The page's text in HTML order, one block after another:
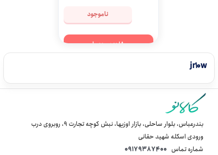
ناموجود
مشاهده محصول
jr10w
بندرعباس، بلوار ساحلی، بازار اوزیها، نبش کوچه تجارت 9، روبروی درب
ورودی اسکله شهید حقانی
شماره تماس 09179387400